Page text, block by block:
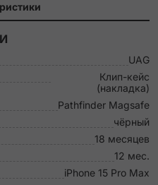
UAG
Клип-кейс
(накладка)
Pathfinder Magsafe
чёрный
18 месяцев
12 мес.
iPhone 15 Pro Max